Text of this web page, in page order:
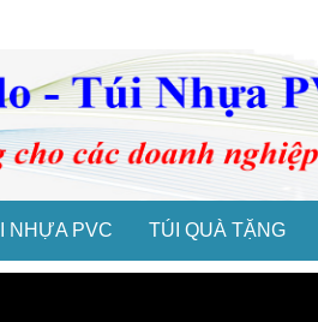
NHỰA PVC TÚI QUÀ TẶNG